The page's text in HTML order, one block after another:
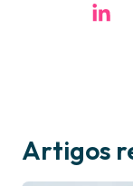
Artigos